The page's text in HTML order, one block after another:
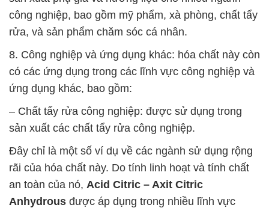
công nghiệp, bao gồm mỹ phẩm, xà phòng, chất tẩy
rửa, và sản phẩm chăm sóc cá nhân.
8. Công nghiệp và ứng dụng khác: hóa chất này còn
có các ứng dụng trong các lĩnh vực công nghiệp và
ứng dụng khác, bao gồm:
– Chất tẩy rửa công nghiệp: được sử dụng trong
sản xuất các chất tẩy rửa công nghiệp.
Đây chỉ là một số ví dụ về các ngành sử dụng rộng
rãi của hóa chất này. Do tính linh hoạt và tính chất
an toàn của nó, Acid Citric – Axit Citric
Anhydrous được áp dụng trong nhiều lĩnh vực